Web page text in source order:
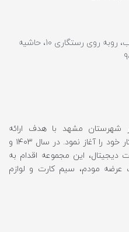
مشهد، شهرک غرب، میدان حجاب، روبه روی رستگاری 10، حاشیه
هستی در سال ۱۳۸۵ در شهرستان مشهد با هدف ارائه
گوشی‌های همراه و تجهیزات جانبی کار خود را آغاز نمود. در سال ۱۴۰۳ و
دیجیتال، این مجموعه اقدام به
عرضه مودم، سیم کارت و لوازم